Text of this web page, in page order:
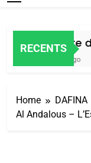
RECENTS
Histoire
Home
DAFINA
Al Andalous –